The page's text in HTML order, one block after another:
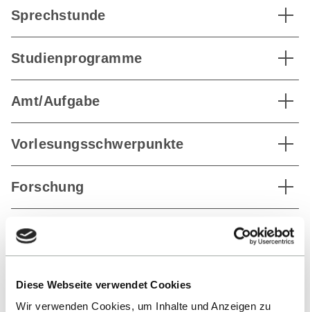
Diese Webseite verwendet Cookies
Wir verwenden Cookies, um Inhalte und Anzeigen zu
Sprechstunde
Studienprogramme
Amt/Aufgabe
Vorlesungsschwerpunkte
Forschung
Vita